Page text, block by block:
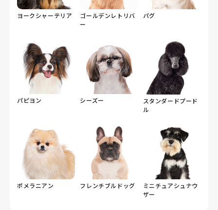
ヨークシャーテリア
ゴールデンレトリバ
ー
パグ
パピヨン シーズー
スタンダードプード
ル
ポメラニアン フレンチブルドッグ
ミニチュアシュナウ
ザー